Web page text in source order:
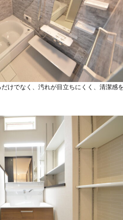
けでなく、汚れが目立ちにくく、清潔感